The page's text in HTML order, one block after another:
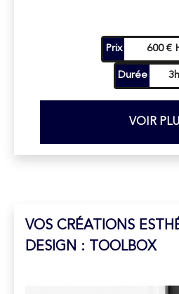
Maitriser le circuit de
salariés, des prestataires
contractualisation du secret et
Prix 600 €
Durée 3h
VOIR
VOS CRÉATIONS
DESIGN : TOOLBOX